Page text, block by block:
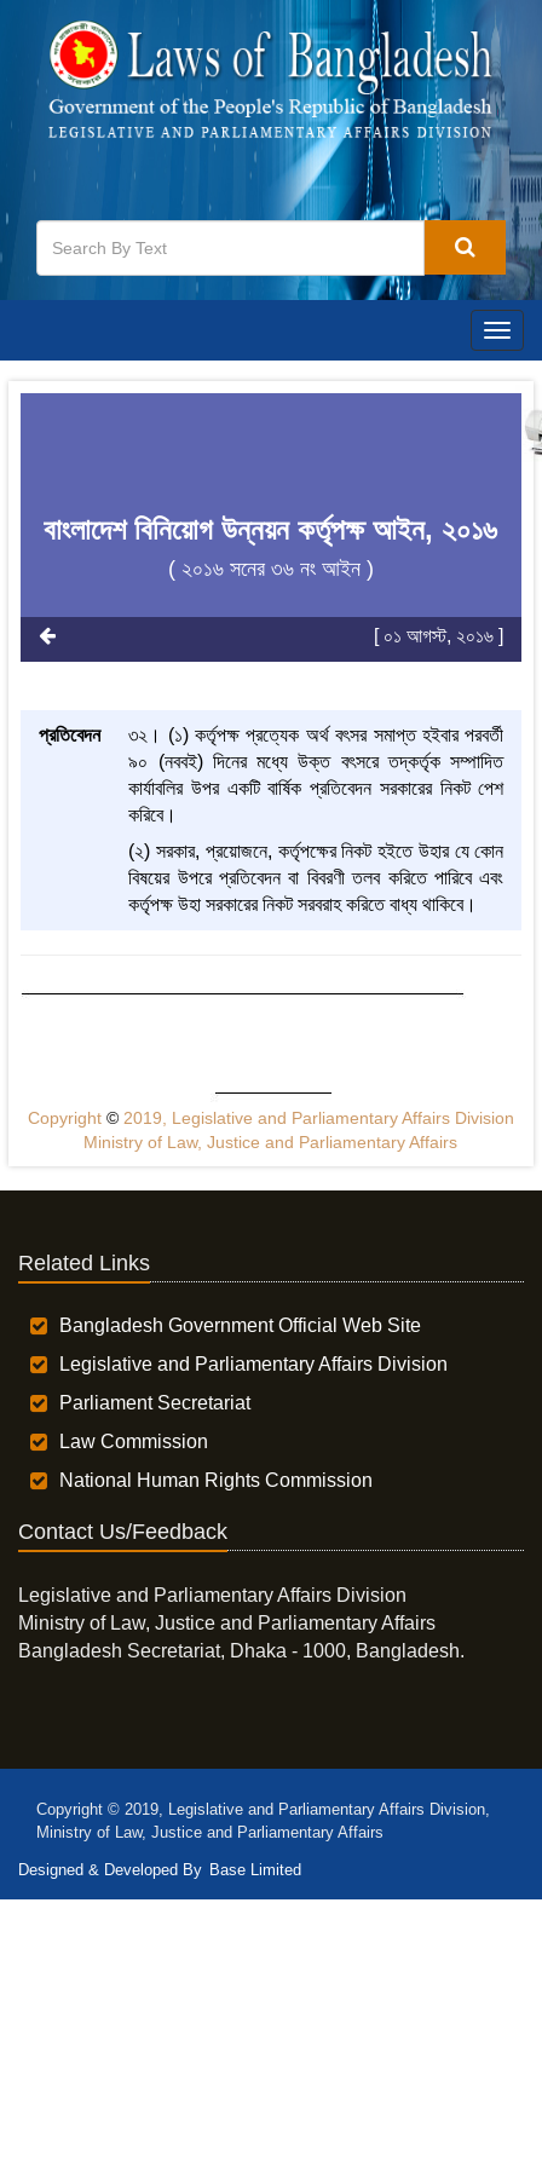
বাংলাদেশ বিনিয়োগ উন্নয়ন কর্তৃপক্ষ আইন, ২০১৬
( ২০১৬ সনের ৩৬ নং আইন )
[ ০১ আগস্ট, ২০১৬ ]
প্রতিবেদন
৩২। (১) কর্তৃপক্ষ প্রত্যেক অর্থ বৎসর সমাপ্ত হইবার পরবর্তী
৯০ (নববই) দিনের মধ্যে উক্ত বৎসরে তদ্‌কর্তৃক সম্পাদিত
কার্যাবলির উপর একটি বার্ষিক প্রতিবেদন সরকারের নিকট পেশ
করিবে।
(২) সরকার, প্রয়োজনে, কর্তৃপক্ষের নিকট হইতে উহার যে কোন
বিষয়ের উপরে প্রতিবেদন বা বিবরণী তলব করিতে পারিবে এবং
কর্তৃপক্ষ উহা সরকারের নিকট সরবরাহ করিতে বাধ্য থাকিবে।
Copyright ©2019, Legislative and Parliamentary Affairs Division
Ministry of Law, Justice and Parliamentary Affairs
Related Links
Bangladesh Government Official Web Site
Legislative and Parliamentary Affairs Division
Parliament Secretariat
Law Commission
National Human Rights Commission
Contact Us/Feedback
Legislative and Parliamentary Affairs Division
Ministry of Law, Justice and Parliamentary Affairs
Bangladesh Secretariat, Dhaka - 1000, Bangladesh.
Copyright © 2019, Legislative and Parliamentary Affairs Division,
Ministry of Law, Justice and Parliamentary Affairs
Designed & Developed By Base Limited